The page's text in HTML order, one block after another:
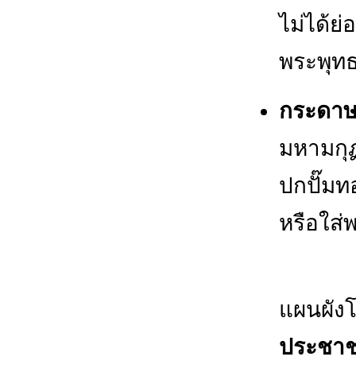
ไม่ได้ย่
พระพุท
กระดา
มหามกุ
ปกปั๊มท
หรือใส่
แผนผัง
ประชา